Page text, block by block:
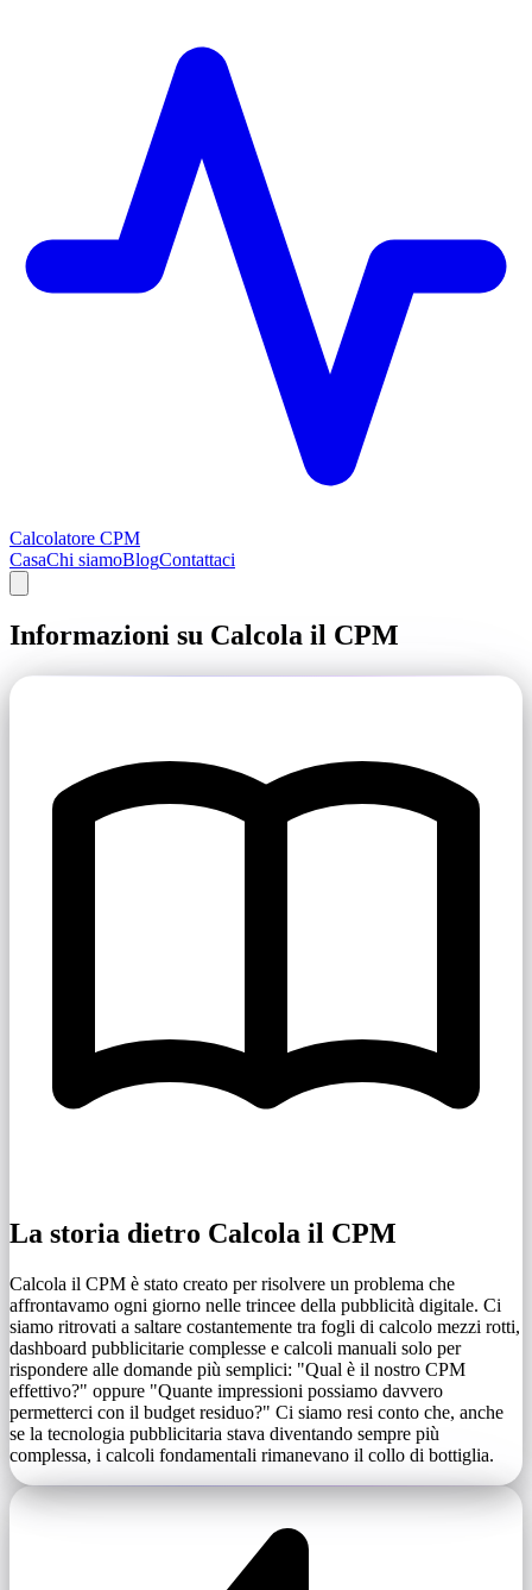
Calcolatore CPM
CasaChi siamoBlogContattaci
Informazioni su Calcola il CPM
La storia dietro Calcola il CPM
Calcola il CPM è stato creato per risolvere un problema che
affrontavamo ogni giorno nelle trincee della pubblicità digitale. Ci
siamo ritrovati a saltare costantemente tra fogli di calcolo mezzi rotti,
dashboard pubblicitarie complesse e calcoli manuali solo per
rispondere alle domande più semplici: "Qual è il nostro CPM
effettivo?" oppure "Quante impressioni possiamo davvero
permetterci con il budget residuo?" Ci siamo resi conto che, anche
se la tecnologia pubblicitaria stava diventando sempre più
complessa, i calcoli fondamentali rimanevano il collo di bottiglia.